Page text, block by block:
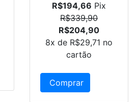
R$194,66 Pix
R$339,90
R$204,90
8x de R$29,71 no
cartão
Comprar